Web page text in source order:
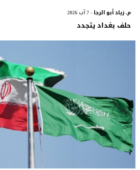
م. زياد أبو الرجا - 7 آب 2026
حلف بغداد يتجدد